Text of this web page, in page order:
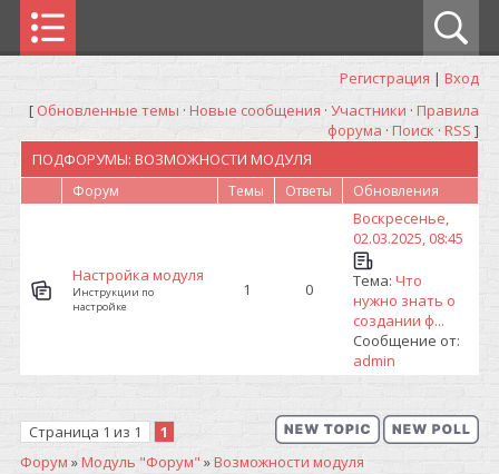
Регистрация | Вход
[ Обновленные темы · Новые сообщения · Участники · Правила
форума · Поиск · RSS ]
ПОДФОРУМЫ: ВОЗМОЖНОСТИ МОДУЛЯ
Форум Темы Ответы Обновления
Настройка модуля
Инструкции по
настройке
1 0
Воскресенье,
02.03.2025, 08:45
Тема: Что
нужно знать о
создании ф...
Сообщение от:
admin
Страница 1 из 1
1
Форум »Модуль "Форум" »Возможности модуля